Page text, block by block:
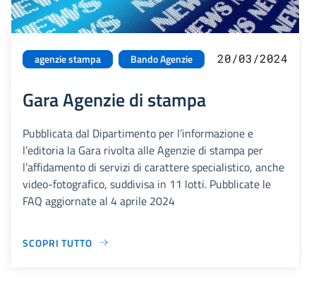
agenzie stampa Bando Agenzie 20/03/2024
Gara Agenzie di stampa
Pubblicata dal Dipartimento per l’informazione e
l’editoria la Gara rivolta alle Agenzie di stampa per
l’affidamento di servizi di carattere specialistico, anche
video-fotografico, suddivisa in 11 lotti. Pubblicate le
FAQ aggiornate al 4 aprile 2024
SCOPRI TUTTO